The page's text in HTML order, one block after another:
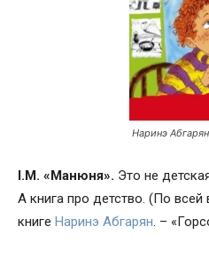
Наринэ
I.M. «Манюня». Это не
А книга про детство. (По
книге Наринэ Абгарян. –